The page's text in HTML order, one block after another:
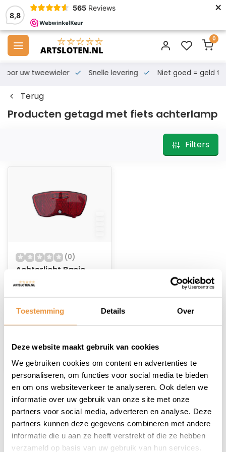
Toestemming Details Over
Deze website maakt gebruik van cookies
We gebruiken cookies om content en advertenties te
personaliseren, om functies voor social media te bieden
en om ons websiteverkeer te analyseren. Ook delen we
informatie over uw gebruik van onze site met onze
partners voor social media, adverteren en analyse. Deze
partners kunnen deze gegevens combineren met andere
informatie die u aan ze heeft verstrekt of die ze hebben
verzameld op basis van uw gebruik van hun services.
8,8
565 Reviews ×
0
voor uw tweewieler Snelle levering Niet goed = geld
Terug
Producten getagd met fiets achterlamp
Filters
(0)
Achterlicht Basic
Op voorraad
5,95
1